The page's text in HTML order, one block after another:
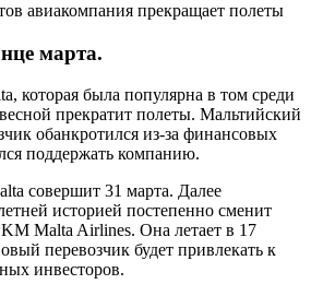
марта.
которая была популярна в том среди
прекратит полеты. Мальтийский
обанкротился из-за финансовых
поддержать компанию.
совершит 31 марта. Далее
историей постепенно сменит
Malta Airlines. Она летает в 17
перевозчик будет привлекать к
инвесторов.